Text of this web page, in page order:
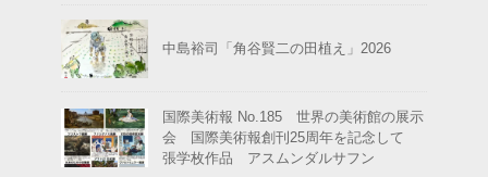
中島裕司「角谷賢二の田植え」2026
国際美術報 No.185 世界の美術館の展示
会 国際美術報創刊25周年を記念して
張学枚作品 アスムンダルサフン